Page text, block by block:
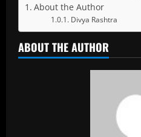
About the Author
Divya Rashtra
ABOUT THE AUTHOR